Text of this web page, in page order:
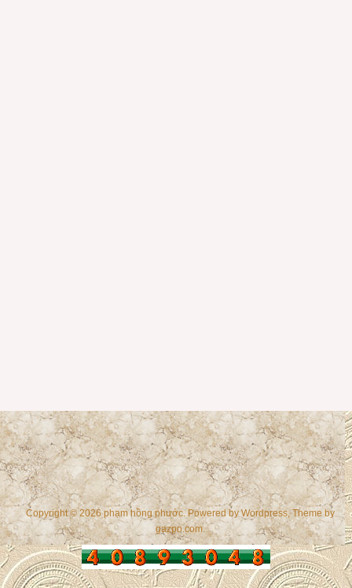
Copyright © 2026 phạm hồng phước. Powered byWordpress , Theme by
gazpo.com.